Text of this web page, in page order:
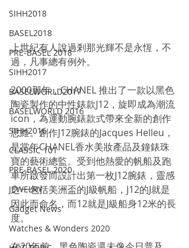
SIHH2018
BASEL2018
PRE-BASEL 2018
SIHH2017
BASELWORLD2017
BASELWORLD 2016
SIHH2016
CLASSIC 101
PRE-BASEL 2020
JEWELRY
Gadget News
Watches & Wonders 2020
上世紀有人說過剎那光輝不是永恆，不
過，凡事總有例外。
2000那年，CHANEL 推出了一款以黑色
陶瓷製作的中性錶款J12，旋即成為潮流
icon，為運動腕錶款式帶來全新的創作
思維。創作J12腕錶的Jacques Helleu，
是當年CHANEL香水美妝產品及鐘錶珠
寶的藝術總監。受到他熱愛的帆船及跑
車所啟發而設計出第一枚J12腕錶，靈感
之一包括美洲盃的J級帆船，J12的J就是
因此而命名，而12就是J級船身12米的長
度。